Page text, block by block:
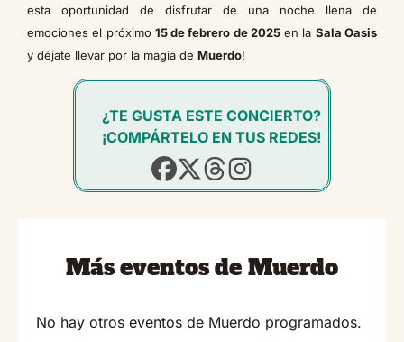
esta oportunidad de disfrutar de una noche llena de
emociones el próximo 15 de febrero de 2025en la Sala Oasis
y déjate llevar por la magia de Muerdo!
¿TE GUSTA ESTE CONCIERTO?
¡COMPÁRTELO EN TUS REDES!
Más eventos de Muerdo
No hay otros eventos de Muerdo programados.